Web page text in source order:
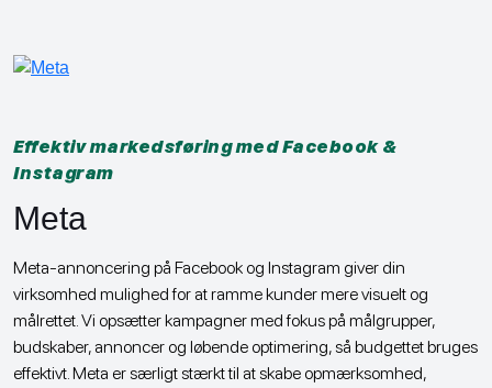
Effektiv markedsføring med Facebook &
Instagram
Meta
Meta-annoncering på Facebook og Instagram giver din
virksomhed mulighed for at ramme kunder mere visuelt og
målrettet. Vi opsætter kampagner med fokus på målgrupper,
budskaber, annoncer og løbende optimering, så budgettet bruges
effektivt. Meta er særligt stærkt til at skabe opmærksomhed,